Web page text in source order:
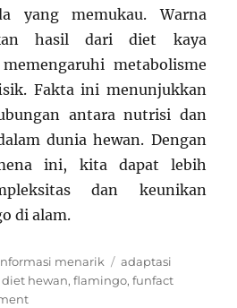
yang memukau. Warna
hasil dari diet kaya
metabolisme
Fakta ini menunjukkan
antara nutrisi dan
dunia hewan. Dengan
ini, kita dapat lebih
dan keunikan
di alam.
menarik Tags
adaptasi
diet hewan,flamingo,funfact
on